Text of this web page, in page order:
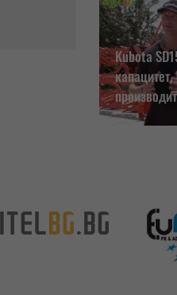
Kubota